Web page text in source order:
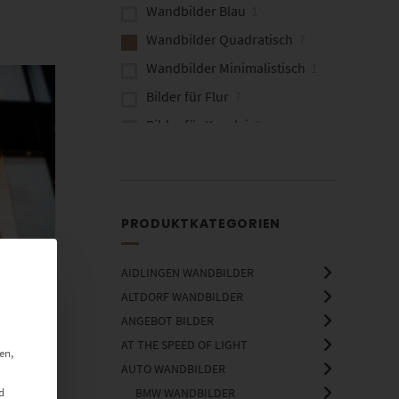
Wandbilder Blau
Wandbilder Quadratisch
Wandbilder Minimalistisch
Bilder für Flur
Bilder für Kanzlei
PRODUKTKATEGORIEN
AIDLINGEN WANDBILDER
ALTDORF WANDBILDER
ANGEBOT BILDER
AT THE SPEED OF LIGHT
AUTO WANDBILDER
BMW WANDBILDER